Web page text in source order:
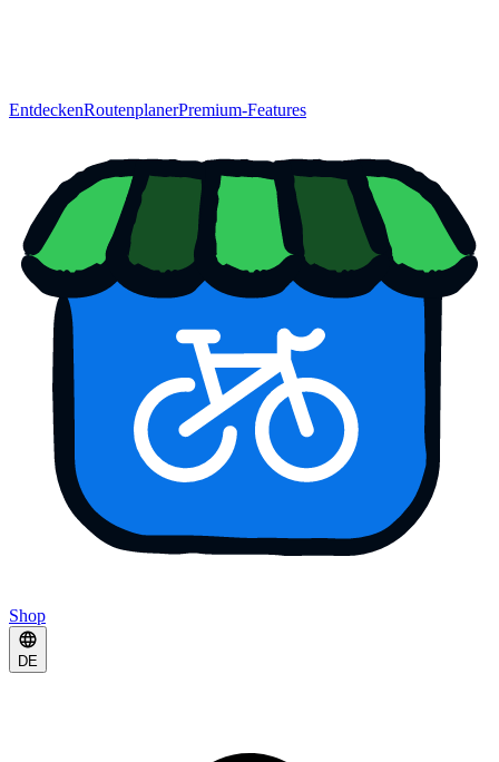
EntdeckenRoutenplanerPremium-Features
Shop
DE